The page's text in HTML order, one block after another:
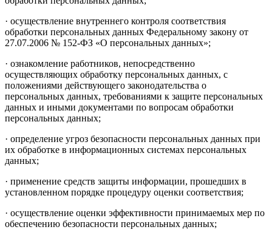
· осуществление внутреннего контроля соответствия
обработки персональных данных Федеральному закону от
27.07.2006 № 152-ФЗ «О персональных данных»;
· ознакомление работников, непосредственно
осуществляющих обработку персональных данных, с
положениями действующего законодательства о
персональных данных, требованиями к защите персональных
данных и иными документами по вопросам обработки
персональных данных;
· определение угроз безопасности персональных данных при
их обработке в информационных системах персональных
данных;
· применение средств защиты информации, прошедших в
установленном порядке процедуру оценки соответствия;
· осуществление оценки эффективности принимаемых мер по
обеспечению безопасности персональных данных;